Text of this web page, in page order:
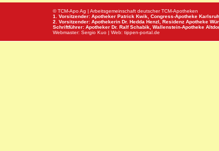
© TCM-Apo Ag | Arbeitsgemeinschaft deutscher TCM-Apotheken
1. Vorsitzender: Apotheker Patrick Kwik, Congress-Apotheke
2. Vorsitzender: Apothekerin Dr. Hedda Henzl, Residenz Apotheke
Schriftführer: Apotheker Dr. Ralf Schabik, Wallenstein-Apotheke
Webmaster: Sergio Kuo | Web: tippen-portal.de